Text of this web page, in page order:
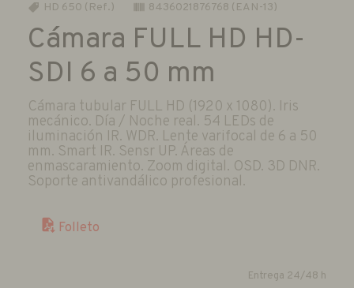
HD 650 (Ref.) 8436021876768 (EAN-13)
Cámara FULL HD HD-
SDI 6 a 50 mm
Cámara tubular FULL HD (1920 x 1080). Iris
mecánico. Día / Noche real. 54 LEDs de
iluminación IR. WDR. Lente varifocal de 6 a 50
mm. Smart IR. Sensr UP. Áreas de
enmascaramiento. Zoom digital. OSD. 3D DNR.
Soporte antivandálico profesional.
Folleto
Entrega 24/48 h